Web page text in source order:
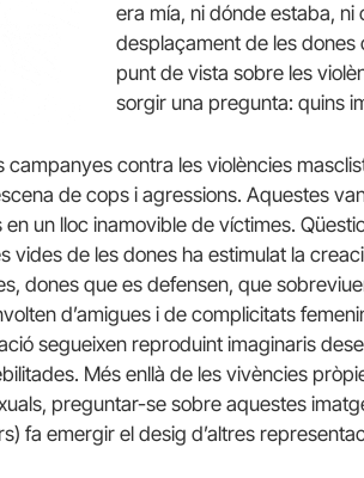
era mía, ni dónde estaba, ni
desplaçament de les
punt de vista sobre les
sorgir una pregunta: quins
campanyes contra les violències
de cops i agressions. Aquestes
en un lloc inamovible de víctimes.
vides de les dones ha estimulat la
dones que es defensen, que
d’amigues i de complicitats
segueixen reproduint imaginaris
Més enllà de les vivències
preguntar-se sobre aquestes
fa emergir el desig d’altres